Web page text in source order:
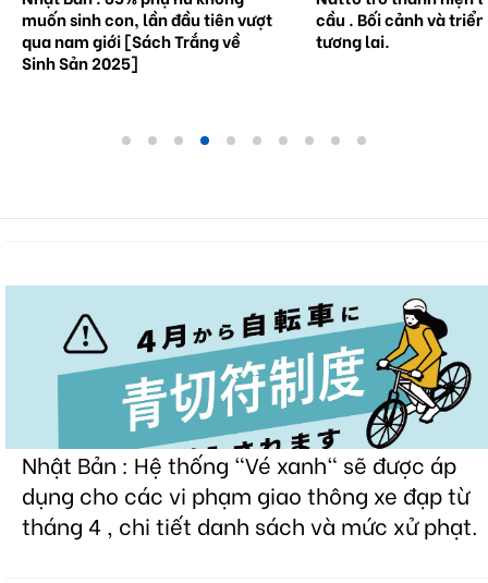
muốn sinh con, lần đầu tiên vượt
qua nam giới [Sách Trắng về
Sinh Sản 2025]
cầu . Bối cảnh và
tương lai.
Nhật Bản : Hệ thống "Vé xanh" sẽ được áp
dụng cho các vi phạm giao thông xe đạp từ
tháng 4 , chi tiết danh sách và mức xử phạt.